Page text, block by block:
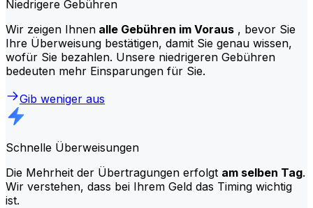
Niedrigere Gebühren
Wir zeigen Ihnen alle Gebühren im Voraus , bevor Sie
Ihre Überweisung bestätigen, damit Sie genau wissen,
wofür Sie bezahlen. Unsere niedrigeren Gebühren
bedeuten mehr Einsparungen für Sie.
Gib weniger aus
Schnelle Überweisungen
Die Mehrheit der Übertragungen erfolgt am selben Tag.
Wir verstehen, dass bei Ihrem Geld das Timing wichtig
ist.